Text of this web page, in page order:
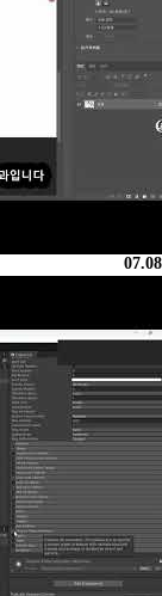
07.08